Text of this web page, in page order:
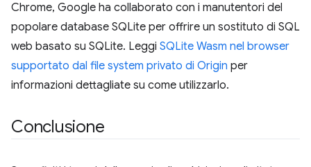
Chrome, Google ha collaborato con i manutentori del
popolare database SQLite per offrire un sostituto di SQL
web basato su SQLite. Leggi SQLite Wasm nel browser
supportato dal file system privato di Origin per
informazioni dettagliate su come utilizzarlo.
Conclusione